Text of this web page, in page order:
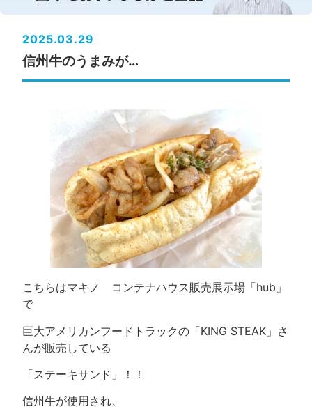
2025.03.29
信州牛のうまみが…
こちらはマキノ コンテナハウス販売展示場「hub」
で
巨大アメリカンフードトラックの「KING STEAK」さ
んが販売している
「ステーキサンド」！！
信州牛が使用され、